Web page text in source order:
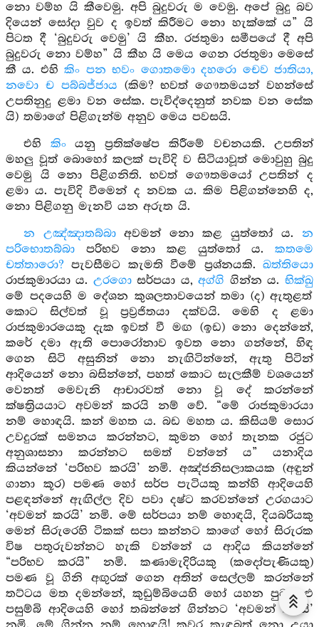
නො වම්හ යි කීවෙමු. අපි බුදුවරු ම වෙමු. අපේ බුදු බව
දියෙන් සෝදා වුව ද ඉවත් කිරීමට නො හැක්කේ ය” යි
පිටත දී ‘බුදුවරු වෙමු’ යි කීහ. රජතුමා සමීපයේ දී අපි
බුදුවරු නො වම්හ” යි කීහ යි මෙය ගෙන රජතුමා මෙසේ
කී ය. එහිකිං පන භවං ගොතමො දහරො චෙව ජාතියා,
නවො ච පබ්බජ්ජාය (කිම? භවත් ගෞතමයන් වහන්සේ
උපතිනුදු ළමා වන සේක. පැවිද්දෙනුත් නවක වන සේක
යි) තමාගේ පිළිගැන්ම අනුව මෙය පවසයි.
එහි කිංයනු ප්‍රතික්ෂේප කිරීමේ වචනයකි. උපතින්
මහලු වූත් බොහෝ කලක් පැවිදි ව සිටියාවූත් මොවුහු බුදු
වෙමු යි නො පිළිගනිති. භවත් ගෞතමයෝ උපතින් ද
ළමා ය. පැවිදි වීමෙන් ද නවක ය. කිම පිළිගන්නෙහි ද,
නො පිළිගනු මැනවි යන අරුත යි.
න උඤ්ඤාතබ්බාඅවමන් නො කළ යුත්තෝ ය.න
පරිභොතබ්බා පරිභව නො කළ යුත්තෝ ය. කතමෙ
චත්තාරො? පැවසීමට කැමති වීමේ ප්‍රශ්නයකි. ඛත්තියො
රාජකුමාරයා ය. උරගොසර්පයා ය,අග්ගි ගින්න ය. භික්ඛු
මේ පදයෙහි ම දේශන කුශලතාවයෙන් තමා (ද) ඇතුළත්
කොට සිල්වත් වූ ප්‍රව්‍රජිතයා දක්වයි. මෙහි ද ළමා
රාජකුමාරයෙකු දැක ඉවත් වී මඟ (ඉඩ) නො දෙන්නේ,
කරේ දමා ඇති පොරෝනාව ඉවත නො ගන්නේ, හිඳ
ගෙන සිටි අසුනින් නො නැඟිටින්නේ, ඇතු පිටින්
ආදියෙන් නො බසින්නේ, පහත් කොට සැලකීම් වශයෙන්
වෙනත් මෙවැනි ආචාරවත් නො වූ දේ කරන්නේ
ක්ෂත්‍රියයාට අවමන් කරයි නම් වේ. “මේ රාජකුමාරයා
නම් හොඳයි. කන් මහත ය. බඩ මහත ය. කිසියම් සොර
උවදුරක් සමනය කරන්නට, කුමන හෝ තැනක රජුට
අනුශාසනා කරන්නට සමත් වන්නේ ය” යනාදිය
කියන්නේ ‘පරිභව කරයි’ නමි. අඤ්ජනිසලාකයක (අඳුන්
ගානා කූර) පමණ හෝ සර්ප පැටියකු කන්හි ආදියෙහි
පළඳන්නේ ඇඟිල්ල දිව පවා දෂ්ට කරවන්නේ උරගයාට
‘අවමන් කරයි’ නමි. මේ සර්පයා නම් හොඳයි, දියබරියකු
මෙන් සිරුරෙහි ටිකක් සපා කන්නට කාගේ හෝ සිරුරක
විෂ පතුරුවන්නට හැකි වන්නේ ය ආදිය කියන්නේ
“පරිභව කරයි” නමි. කණාමැදිරියකු (කදෝපැණියකු)
පමණ වූ ගිනි අඟුරක් ගෙන අතින් සෙල්ලම් කරන්නේ
තට්ටය මත දමන්නේ, කුඩුම්බියෙහි හෝ යහන පුටු සළු
පසුම්බි ආදියෙහි හෝ තබන්නේ ගින්නට ‘අවමන් කරයි’